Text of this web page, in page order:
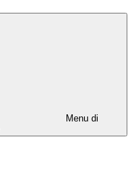
Menu di